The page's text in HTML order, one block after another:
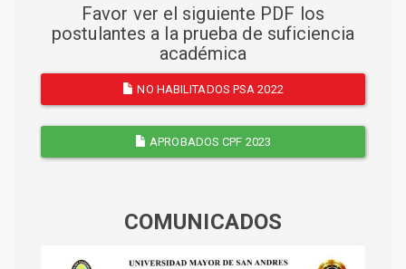
Favor ver el siguiente PDF los
postulantes a la prueba de suficiencia
académica
NO HABILITADOS PSA 2022
APROBADOS CPF 2023
COMUNICADOS